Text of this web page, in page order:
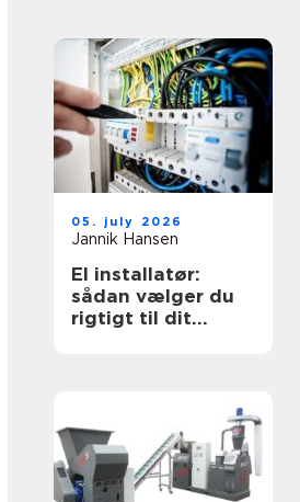
05. july 2026
Jannik Hansen
El installatør:
sådan vælger du
rigtigt til dit